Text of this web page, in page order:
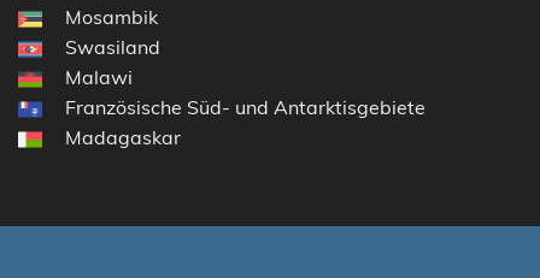
Mosambik
Swasiland
Malawi
Französische Süd- und Antarktisgebiete
Madagaskar